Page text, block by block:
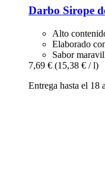
Darbo Sirope
Alto
Elaborado
Sabor
7,69 € (15,38 € / l)
Entrega hasta el 18